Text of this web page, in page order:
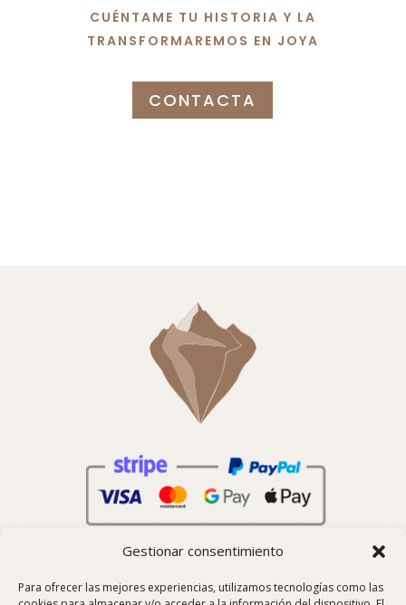
Gestionar consentimiento
Para ofrecer las mejores experiencias, utilizamos tecnologías como las
CUÉNTAME TU HISTORIA Y LA
TRANSFORMAREMOS EN JOYA
CONTACTA